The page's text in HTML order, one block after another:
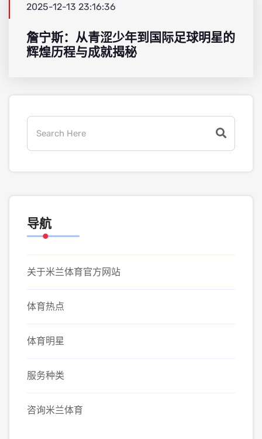
2025-12-13 23:16:36
詹宁斯：从青涩少年到国际足球明星的
辉煌历程与成就揭秘
导航
关于米兰体育官方网站
体育热点
体育明星
服务种类
咨询米兰体育